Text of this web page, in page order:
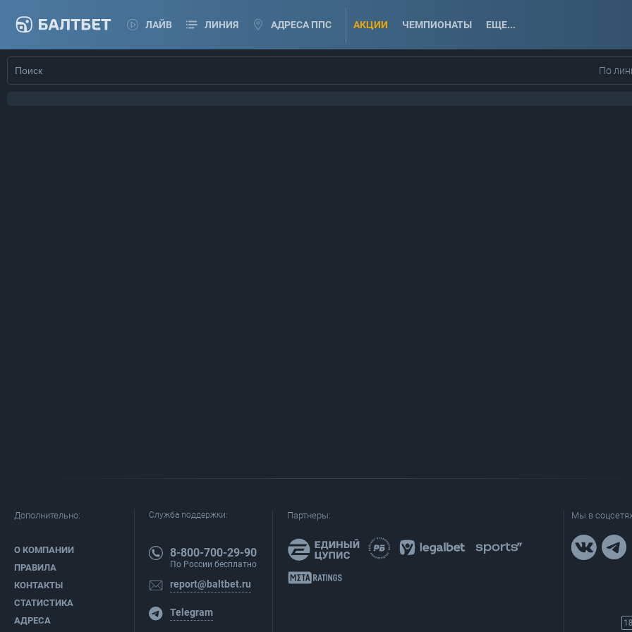
ЛАЙВ ЛИНИЯ АДРЕСА ППС АКЦИИ ЧЕМПИОНАТЫ ЕЩЕ...
По
Дополнительно:
О КОМПАНИИ
ПРАВИЛА
КОНТАКТЫ
СТАТИСТИКА
АДРЕСА
Служба поддержки:
8-800-700-29-90
По России бесплатно
report@baltbet.ru
Telegram
Партнеры: Мы в